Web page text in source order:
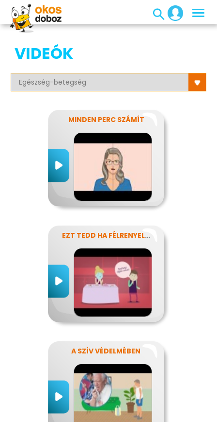
VIDEÓK
MINDEN PERC SZÁMÍT
EZT TEDD HA FÉLRENYELT VALAKI
A SZÍV VÉDELMÉBEN